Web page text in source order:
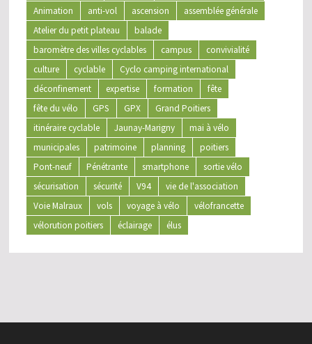
Animation
anti-vol ascension
assemblée générale
Atelier du petit plateau
balade
baromètre des villes cyclables
campus
convivialité
culture
cyclable
Cyclo camping international
déconfinement
expertise formation
fête
fête du vélo
GPS GPX
Grand Poitiers
itinéraire cyclable
Jaunay-Marigny
mai à vélo
municipales
patrimoine planning
poitiers
Pont-neuf
Pénétrante smartphone
sortie vélo
sécurisation
sécurité V94
vie de l'association
Voie Malraux
vols voyage à vélo
vélofrancette
vélorution poitiers
éclairage élus